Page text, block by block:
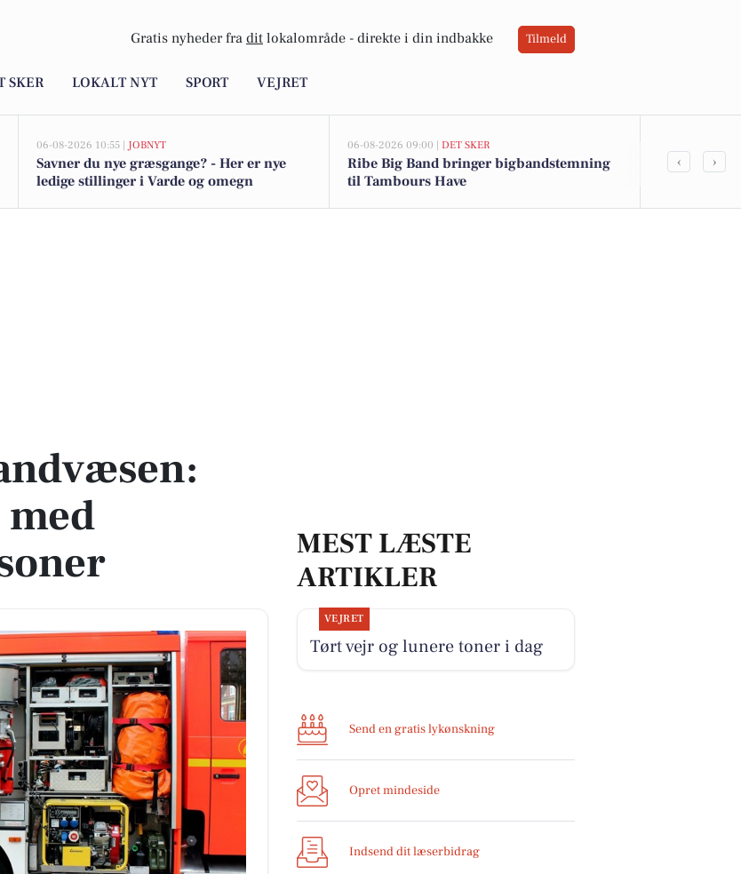
Gratis nyheder fra dit lokalområde - direkte i din indbakke Tilmeld
SKER LOKALT NYT SPORT VEJRET
06-08-2026 10:55 | JOBNYT
Savner du nye græsgange? - Her er nye
ledige stillinger i Varde og omegn
06-08-2026 09:00 | DET SKER
Ribe Big Band bringer bigbandstemning
til Tambours Have
Top 6 over
‹ ›
personer
MEST LÆSTE
ARTIKLER
VEJRET
Tørt vejr og lunere toner i dag
Send en gratis lykønskning
Opret mindeside
Indsend dit læserbidrag